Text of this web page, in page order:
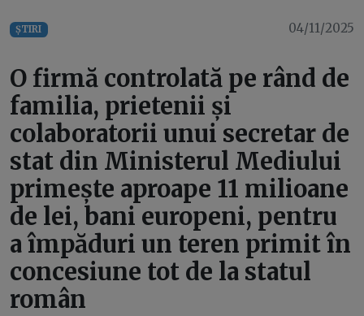
ȘTIRI 04/11/2025
O firmă controlată pe rând de
familia, prietenii și
colaboratorii unui secretar de
stat din Ministerul Mediului
primește aproape 11 milioane
de lei, bani europeni, pentru
a împăduri un teren primit în
concesiune tot de la statul
român